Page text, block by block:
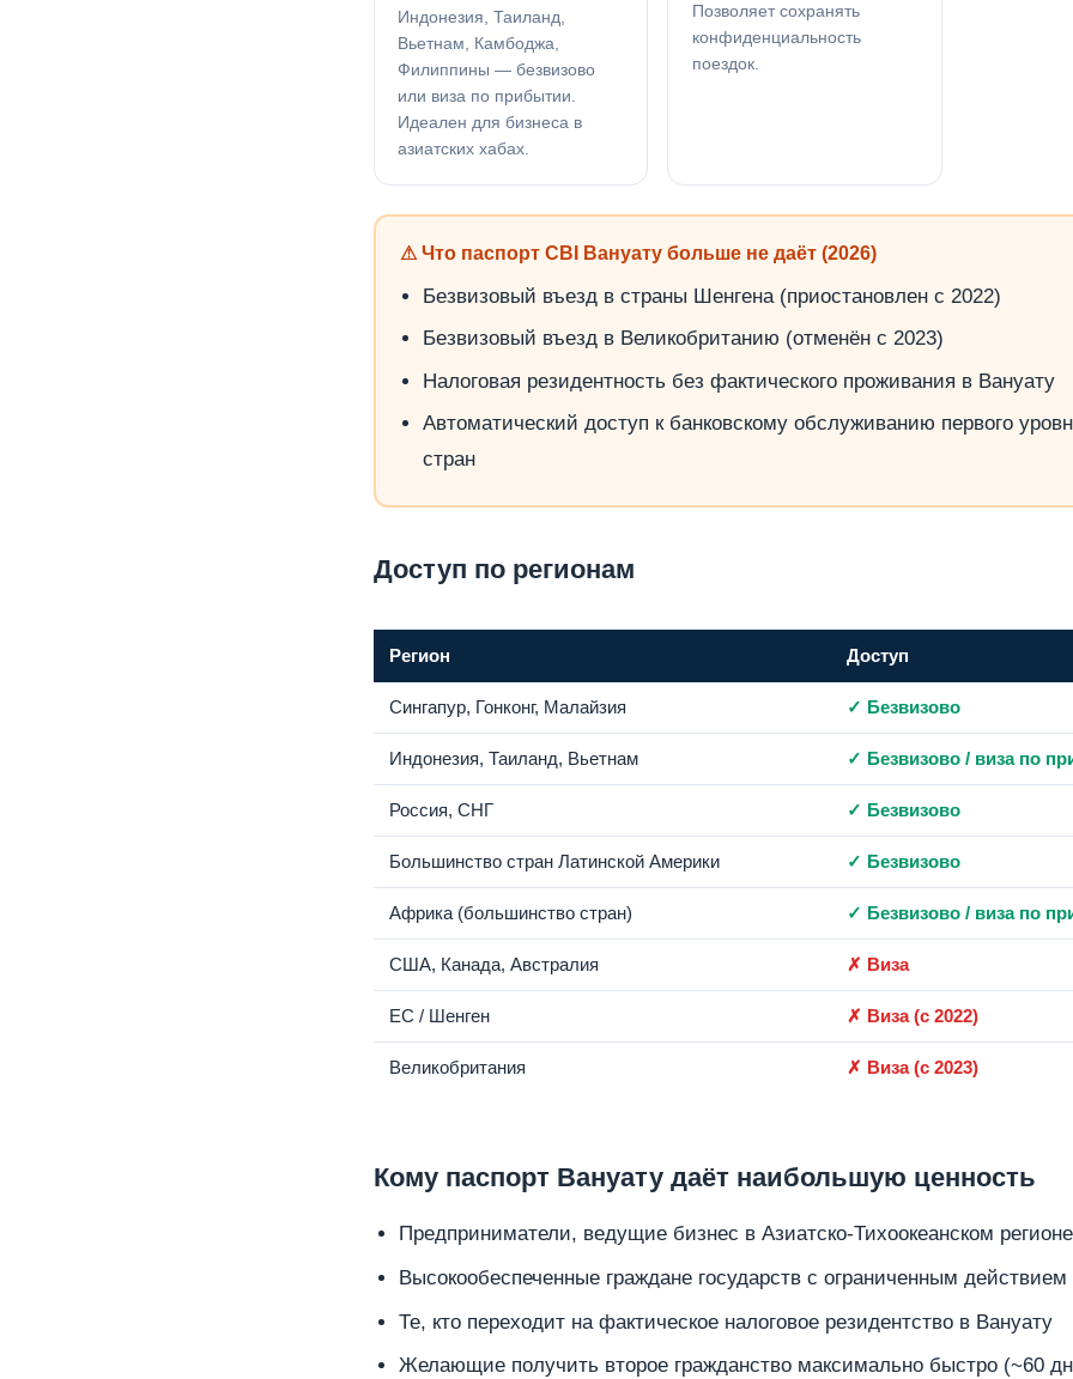
Индонезия, Таиланд,
Вьетнам, Камбоджа,
Филиппины — безвизово
или виза по прибытии.
Идеален для бизнеса в
азиатских хабах.
Позволяет сохранять
конфиденциальность
поездок.
⚠ Что паспорт CBI Вануату больше не даёт (2026)
Безвизовый въезд в страны Шенгена (приостановлен с 2022)
Безвизовый въезд в Великобританию (отменён с 2023)
Налоговая резидентность без фактического проживания в Вануату
Автоматический доступ к банковскому обслуживанию первого
стран
Доступ по регионам
Регион Доступ
Сингапур, Гонконг, Малайзия ✓ Безвизово
Индонезия, Таиланд, Вьетнам ✓ Безвизово / виза по
Россия, СНГ ✓ Безвизово
Большинство стран Латинской Америки ✓ Безвизово
Африка (большинство стран) ✓ Безвизово / виза по
США, Канада, Австралия ✗ Виза
ЕС / Шенген ✗ Виза (с 2022)
Великобритания ✗ Виза (с 2023)
Кому паспорт Вануату даёт наибольшую ценность
Предприниматели, ведущие бизнес в Азиатско-Тихоокеанском регионе
Высокообеспеченные граждане государств с ограниченным действием
Те, кто переходит на фактическое налоговое резидентство в Вануату
Желающие получить второе гражданство максимально быстро (~60